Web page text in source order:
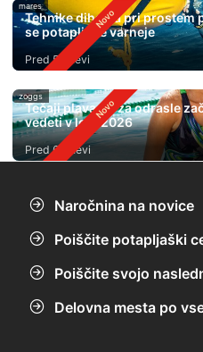
mares
Tehnike dihanja pri prostem
se potapljajte varneje
Pred 5 dnevi
zoggs
Tečaji plavanja za odrasle
vedeti v letu 2026
Pred 6 dnevi
Naročnina na novice
Poiščite potapljaški
Poiščite svojo
Delovna mesta po